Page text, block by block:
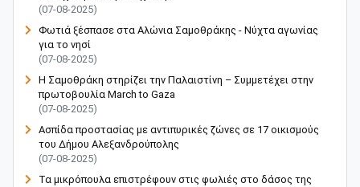
(07-08-2025)
Φωτιά ξέσπασε στα Αλώνια Σαμοθράκης - Νύχτα αγωνίας
για το νησί
(07-08-2025)
Η Σαμοθράκη στηρίζει την Παλαιστίνη – Συμμετέχει στην
πρωτοβουλία March to Gaza
(07-08-2025)
Ασπίδα προστασίας με αντιπυρικές ζώνες σε 17 οικισμούς
του Δήμου Αλεξανδρούπολης
(07-08-2025)
Τα μικρόπουλα επιστρέφουν στις φωλιές στο δάσος της